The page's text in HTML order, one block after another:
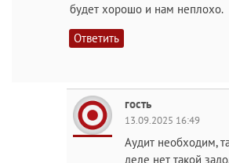
будет хорошо и нам неплохо.
Ответить
гость
13.09.2025 16:49
Аудит необходим,
деле нет такой